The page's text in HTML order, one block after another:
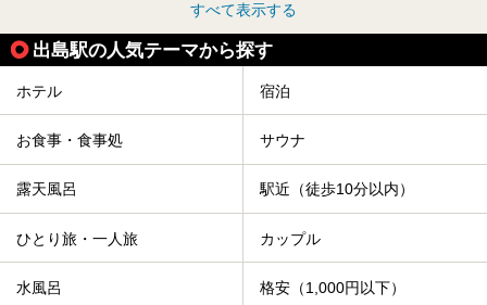
すべて表示する
出島駅の人気テーマから探す
ホテル 宿泊
お食事・食事処 サウナ
露天風呂 駅近（徒歩10分以内）
ひとり旅・一人旅 カップル
水風呂 格安（1,000円以下）